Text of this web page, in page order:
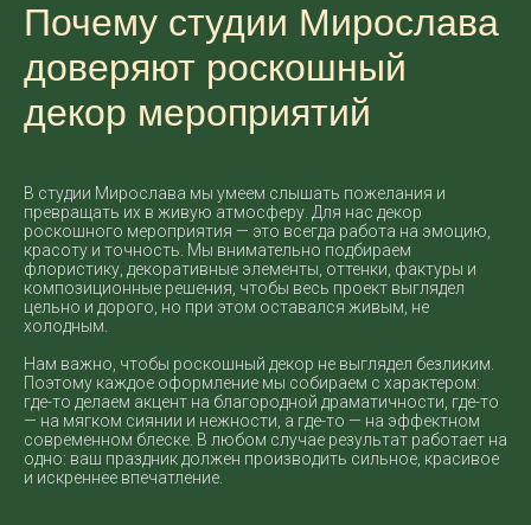
Почему студии Мирослава
доверяют роскошный
декор мероприятий
В студии Мирослава мы умеем слышать пожелания и
превращать их в живую атмосферу. Для нас декор
роскошного мероприятия — это всегда работа на эмоцию,
красоту и точность. Мы внимательно подбираем
флористику, декоративные элементы, оттенки, фактуры и
композиционные решения, чтобы весь проект выглядел
цельно и дорого, но при этом оставался живым, не
холодным.
Нам важно, чтобы роскошный декор не выглядел безликим.
Поэтому каждое оформление мы собираем с характером:
где-то делаем акцент на благородной драматичности, где-то
— на мягком сиянии и нежности, а где-то — на эффектном
современном блеске. В любом случае результат работает на
одно: ваш праздник должен производить сильное, красивое
и искреннее впечатление.